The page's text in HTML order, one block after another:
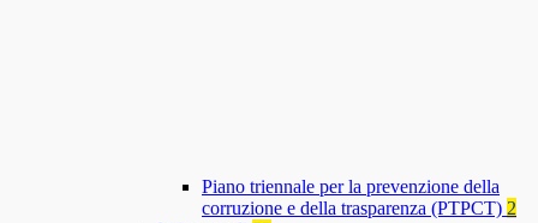
Piano triennale per la prevenzione della
corruzione e della trasparenza (PTPCT) 2